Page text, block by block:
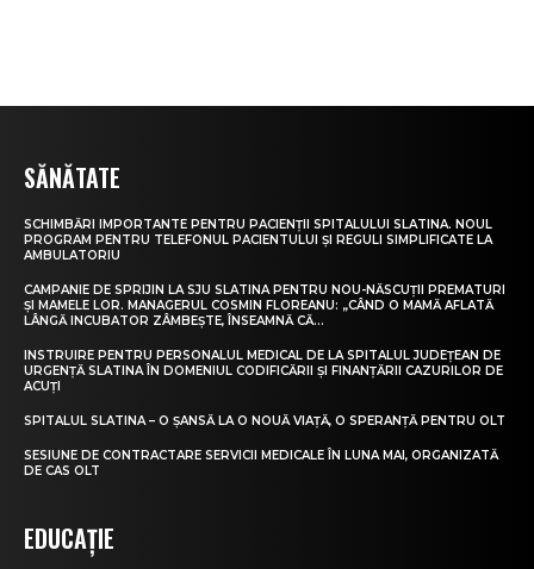
SĂNĂTATE
SCHIMBĂRI IMPORTANTE PENTRU PACIENȚII SPITALULUI SLATINA. NOUL
PROGRAM PENTRU TELEFONUL PACIENTULUI ȘI REGULI SIMPLIFICATE LA
AMBULATORIU
CAMPANIE DE SPRIJIN LA SJU SLATINA PENTRU NOU-NĂSCUȚII PREMATURI
ȘI MAMELE LOR. MANAGERUL COSMIN FLOREANU: „CÂND O MAMĂ AFLATĂ
LÂNGĂ INCUBATOR ZÂMBEȘTE, ÎNSEAMNĂ CĂ...
INSTRUIRE PENTRU PERSONALUL MEDICAL DE LA SPITALUL JUDEȚEAN DE
URGENȚĂ SLATINA ÎN DOMENIUL CODIFICĂRII ȘI FINANȚĂRII CAZURILOR DE
ACUȚI
SPITALUL SLATINA – O ȘANSĂ LA O NOUĂ VIAȚĂ, O SPERANȚĂ PENTRU OLT
SESIUNE DE CONTRACTARE SERVICII MEDICALE ÎN LUNA MAI, ORGANIZATĂ
DE CAS OLT
EDUCAȚIE